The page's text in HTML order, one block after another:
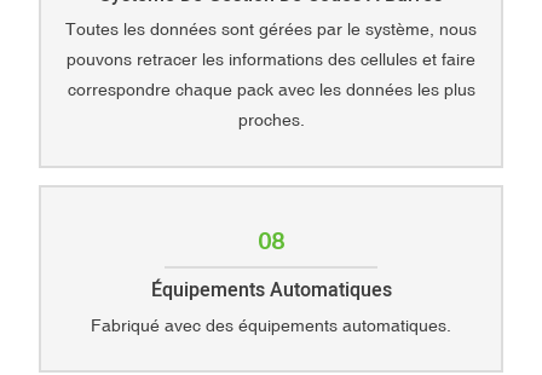
Toutes les données sont gérées par le système, nous
pouvons retracer les informations des cellules et faire
correspondre chaque pack avec les données les plus
proches.
08
Équipements Automatiques
Fabriqué avec des équipements automatiques.